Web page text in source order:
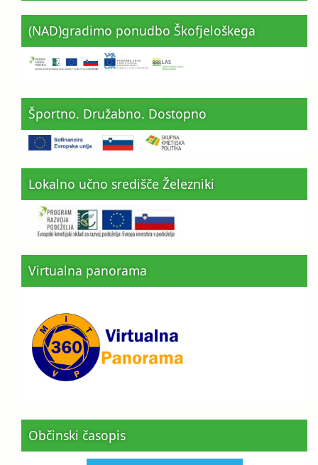
(NAD)gradimo ponudbo Škofjeloškega
Športno. Družabno. Dostopno
Lokalno učno središče Železniki
Virtualna panorama
Občinski časopis